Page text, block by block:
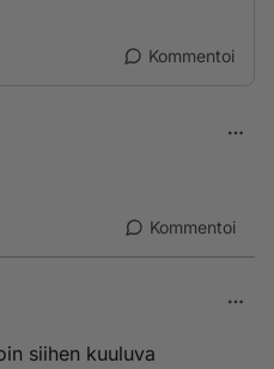
Kommentoi
Kommentoi
siihen kuuluva